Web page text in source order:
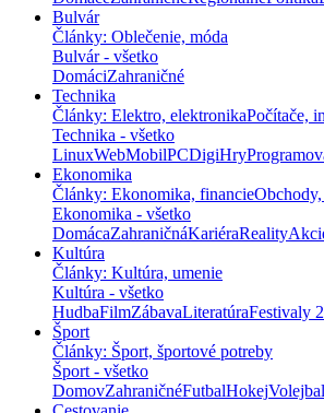
Bulvár
Články: Oblečenie, móda
Bulvár - všetko
DomáciZahraničné
Technika
Články: Elektro, elektronikaPočítače,
Technika - všetko
LinuxWebMobilPCDigiHry
Ekonomika
Články: Ekonomika, financie
Ekonomika - všetko
DomácaZahraničnáKariéraReality
Kultúra
Články: Kultúra, umenie
Kultúra - všetko
HudbaFilmZábavaLiteratúraFestivaly
Šport
Články: Šport, športové potreby
Šport - všetko
DomovZahraničnéFutbalHokejVolejbal